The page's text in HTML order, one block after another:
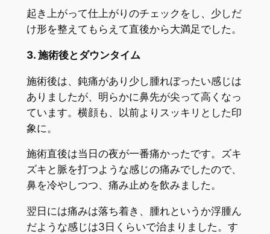
起き上がって仕上がりのチェックをし、少しだ
け形を整えてもらえて直後から大満足でした。
3. 施術後とダウンタイム
施術後は、鈍痛があり少し腫れぼったい感じは
ありましたが、明らかに鼻先が尖って高くなっ
ています。横顔も、以前よりスッキリとした印
象に。
施術直後は当日の夜が一番痛かったです。ズキ
ズキと脈を打つような感じの痛みでしたので、
鼻を冷やしつつ、痛み止めを飲みました。
翌日には痛みは落ち着き、腫れというか浮腫ん
だような感じは3日くらいで治まりました。す